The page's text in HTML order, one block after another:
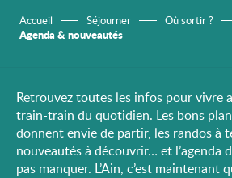
Accueil Séjourner Où sortir ?
Agenda & nouveautés
Retrouvez toutes les infos pour vivre
train-train du quotidien. Les bons
donnent envie de partir, les randos à
nouveautés à découvrir… et l’agenda
pas manquer. L’Ain, c’est maintenant